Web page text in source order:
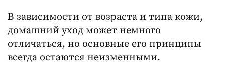
В зависимости от возраста и типа кожи,
домашний уход может немного
отличаться, но основные его принципы
всегда остаются неизменными.